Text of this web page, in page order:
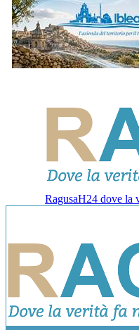
RagusaH24 dove la